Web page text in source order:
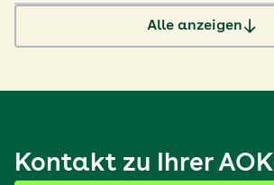
Alle anzeigen
Kontakt zu Ihrer AOK